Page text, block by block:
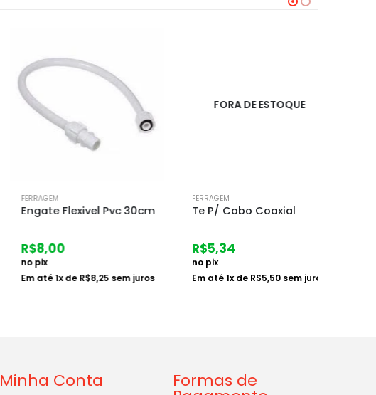
FERRAGEM
Engate Flexivel Pvc 30cm
8,00
no pix
Em até1x deR$8,25sem juros
FORA DE ESTOQUE
FERRAGEM
Te P/ Cabo Coaxial
5,34
no pix
Em até 1x deR$5,50sem juros
Minha Conta Formas de